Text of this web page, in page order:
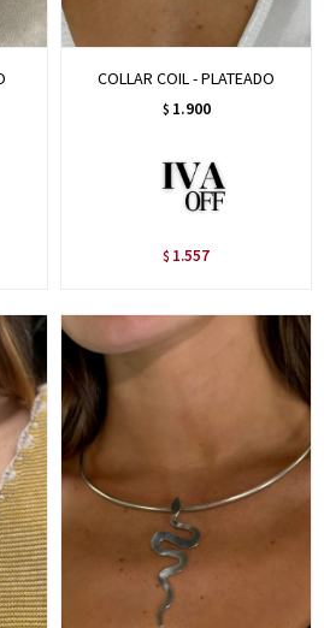
COLLAR COIL - PLATEADO
$ 1.900
$ 1.557